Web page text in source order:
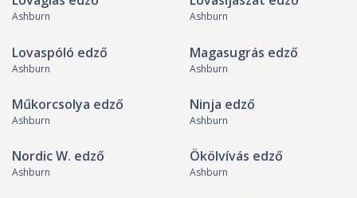
Ashburn Ashburn
Lovaspóló edző
Ashburn
Magasugrás edző
Ashburn
Műkorcsolya edző
Ashburn
Ninja edző
Ashburn
Nordic W. edző
Ashburn
Ökölvívás edző
Ashburn